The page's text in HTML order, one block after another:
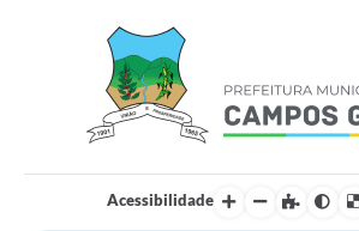
Acessibilidade